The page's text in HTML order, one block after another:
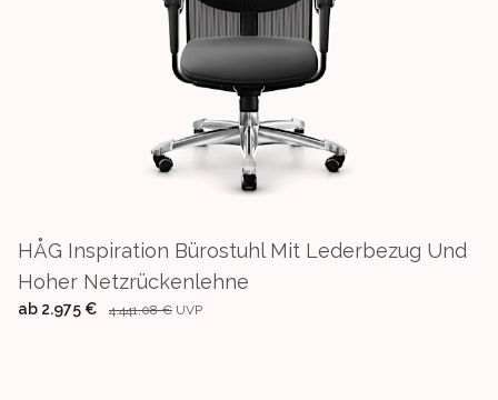
HÅG Inspiration Bürostuhl Mit Lederbezug Und
Hoher Netzrückenlehne
ab 2.975 € 4.441,08 € UVP